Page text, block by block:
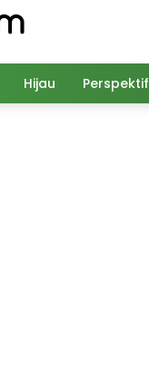
Hijau Perspektif